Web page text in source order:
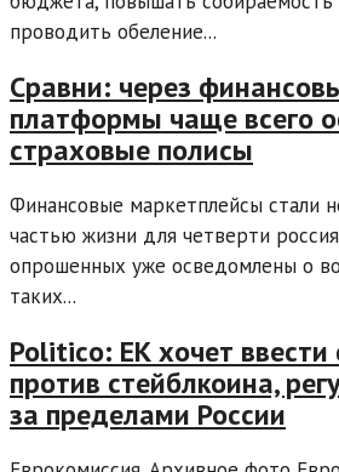
проводить обеление...
Сравни: через
платформы чаще всего
страховые полисы
Финансовые маркетплейсы стали
частью жизни для четверти
опрошенных уже осведомлены о
таких...
Politico: ЕК хочет ввести
против стейблкоина,
за пределами России